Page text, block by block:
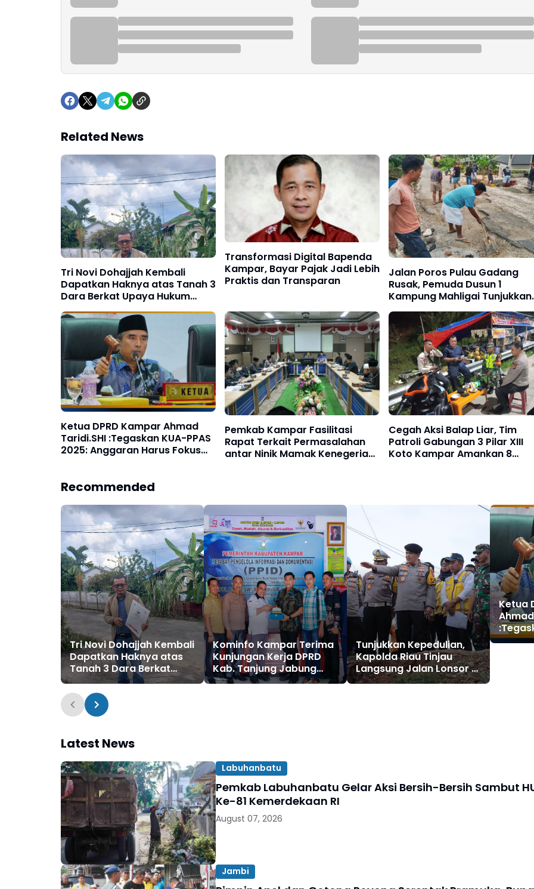
Related News
Tri Novi Dohajjah Kembali
Dapatkan Haknya atas Tanah 3
Dara Berkat Upaya Hukum
bersama Kantor Hukum ETOS
Transformasi Digital Bapenda
Kampar, Bayar Pajak Jadi Lebih
Praktis dan Transparan
Jalan Poros Pulau Gadang
Rusak, Pemuda Dusun 1
Kampung Mahligai Tunjukkan
Semangat Gotong Royong
Ketua DPRD Kampar Ahmad
Taridi.SHI :Tegaskan KUA-PPAS
2025: Anggaran Harus Fokus
Pemkab Kampar Fasilitasi
Rapat Terkait Permasalahan
antar Ninik Mamak Kenegerian
Cegah Aksi Balap Liar, Tim
Patroli Gabungan 3 Pilar XIII
Koto Kampar Amankan 8
Recommended
Tri Novi Dohajjah Kembali
Dapatkan Haknya atas
Tanah 3 Dara Berkat
Upaya Hukum bersama
Kantor Hukum ETOS
Kominfo Kampar Terima
Kunjungan Kerja DPRD
Kab. Tanjung Jabung
Timur Terkait
Tunjukkan Kepedulian,
Kapolda Riau Tinjau
Langsung Jalan Lonsor di
Tanjung Alai
Ketua
2025:
Latest News
Labuhanbatu
Pemkab Labuhanbatu Gelar Aksi Bersih-Bersih Sambut
Ke-81 Kemerdekaan RI
August 07, 2026
Jambi